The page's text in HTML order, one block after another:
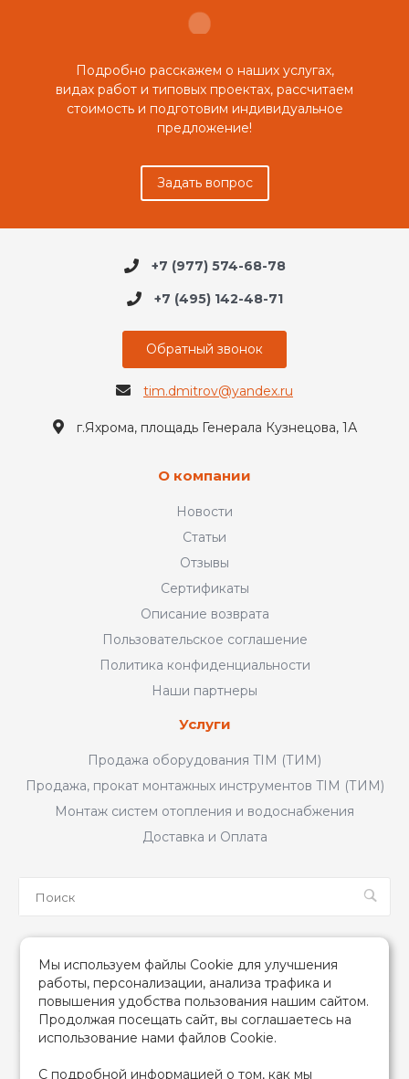
Подробно расскажем о наших услугах,
видах работ и типовых проектах, рассчитаем
стоимость и подготовим индивидуальное
предложение!
Задать вопрос
+7 (977) 574-68-78
+7 (495) 142-48-71
Обратный звонок
tim.dmitrov@yandex.ru
г.Яхрома, площадь Генерала Кузнецова, 1А
О компании
Новости
Статьи
Отзывы
Сертификаты
Описание возврата
Пользовательское соглашение
Политика конфиденциальности
Наши партнеры
Услуги
Продажа оборудования TIM (ТИМ)
Продажа, прокат монтажных инструментов TIM (ТИМ)
Монтаж систем отопления и водоснабжения
Доставка и Оплата
2026 © TIM (ТИМ) Инженерная сантехника, Все права
Мы используем файлы Cookie для улучшения
работы, персонализации, анализа трафика и
повышения удобства пользования нашим сайтом.
Продолжая посещать сайт, вы соглашаетесь на
использование нами файлов Cookie.
С подробной информацией о том, как мы